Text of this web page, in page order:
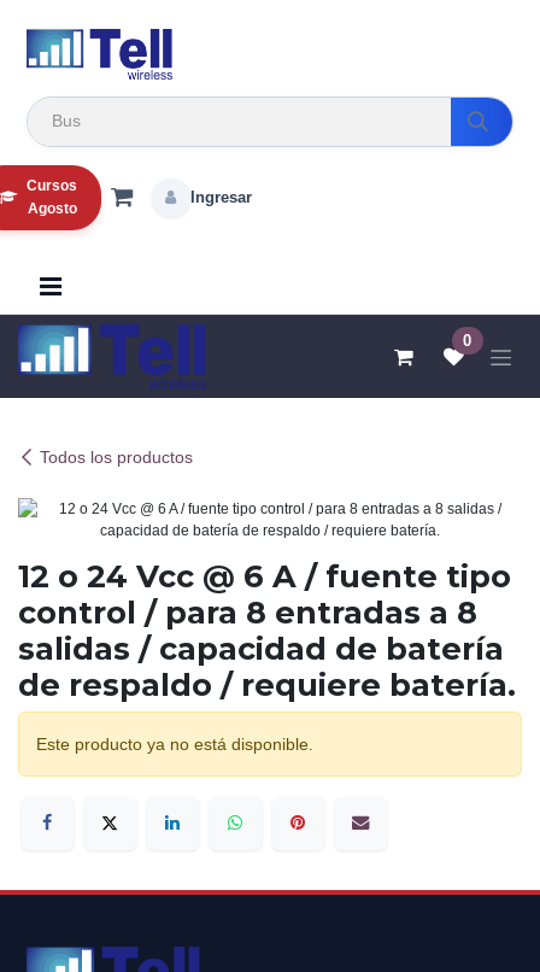
Cursos
Agosto
Ingresar
0
Todos los productos
12 o 24 Vcc @ 6 A / fuente tipo
control / para 8 entradas a 8
salidas / capacidad de batería
de respaldo / requiere batería.
Este producto ya no está disponible.